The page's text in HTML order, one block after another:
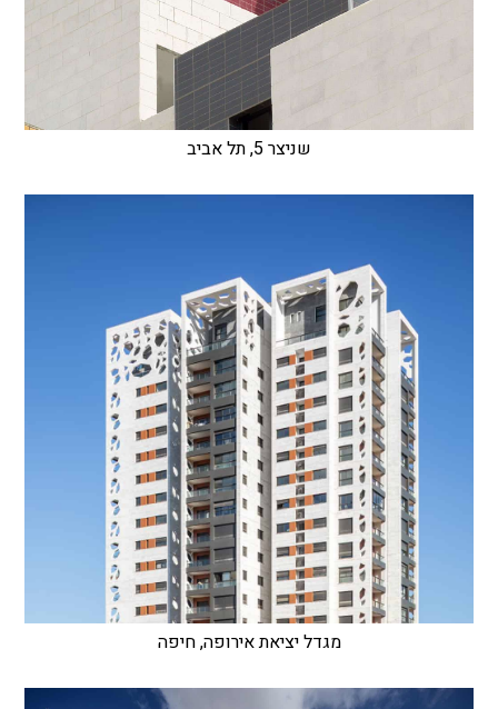
שניצר 5, תל אביב
מגדל יציאת אירופה, חיפה